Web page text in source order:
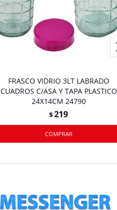
FRASCO VIDRIO 3LT LABRADO
CUADROS C/ASA Y TAPA PLASTICO
24X14CM 24790
$219